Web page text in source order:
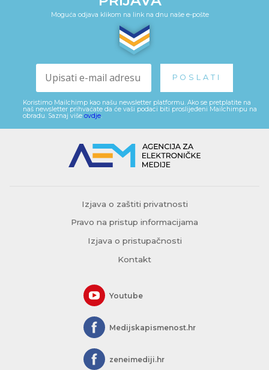
Moguća odjava klikom na link na dnu naše e-pošte
Koristimo Mailchimp kao našu newsletter platformu. Ako se pretplatite na
naš newsletter prihvaćate da će vaši podaci biti proslijeđeni Mailchimpu na
obradu. Saznaj više ovdje.
Izjava o zaštiti privatnosti
Pravo na pristup informacijama
Izjava o pristupačnosti
Kontakt
Youtube
Medijskapismenost.hr
zeneimediji.hr